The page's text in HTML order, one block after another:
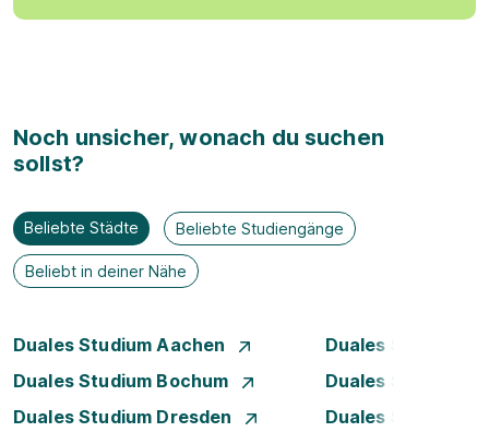
Noch unsicher, wonach du suchen
sollst?
Beliebte Städte Beliebte Studiengänge
Beliebt in deiner Nähe
Duales Studium Aachen
Duales Studium
Duales Studium Bochum
Duales Studium
Duales Studium Dresden
Duales Studium